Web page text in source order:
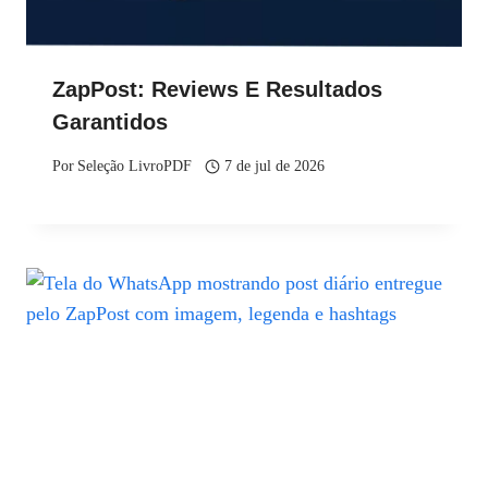
ZapPost: Reviews E Resultados
Garantidos
Por Seleção LivroPDF 7 de jul de 2026